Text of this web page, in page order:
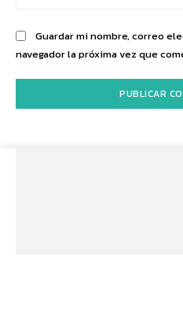
Guardar mi nombre, correo
navegador la próxima vez que